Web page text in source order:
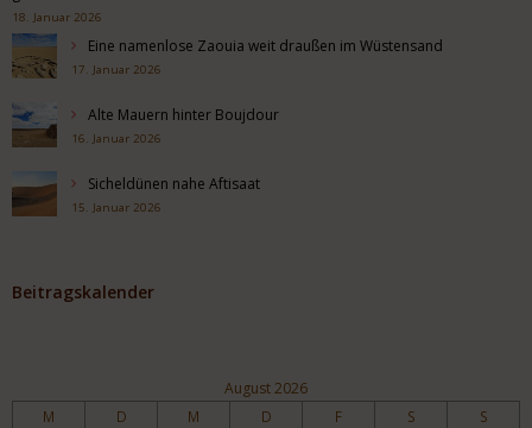
18. Januar 2026
Eine namenlose Zaouia weit draußen im Wüstensand
17. Januar 2026
Alte Mauern hinter Boujdour
16. Januar 2026
Sicheldünen nahe Aftisaat
15. Januar 2026
Beitragskalender
August 2026
M D M D F S S